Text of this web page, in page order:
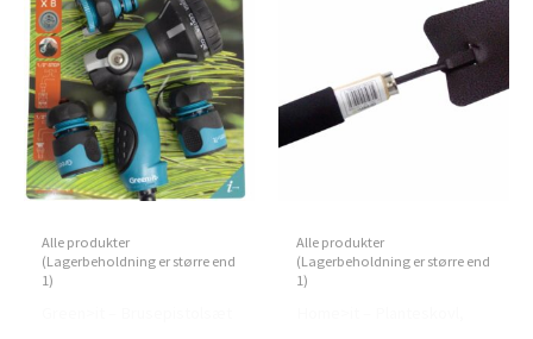
Alle produkter
(Lagerbeholdning er større end
1)
Alle produkter
(Lagerbeholdning er større end
1)